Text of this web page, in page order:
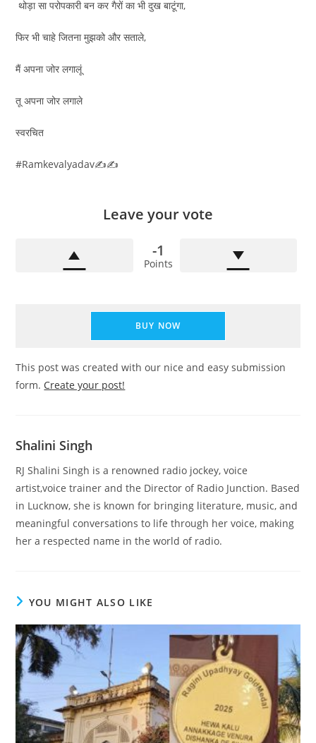
थोड़ा सा परोपकारी बन कर गैरों का भी दुख बाटूंगा,
फिर भी चाहे जितना मुझको और सताले,
मैं अपना जोर लगालूं
तू अपना जोर लगाले
स्वरचित
#Ramkevalyadav✍️✍️
Leave your vote
-1
Points
BUY NOW
This post was created with our nice and easy submission
form. Create your post!
Shalini Singh
RJ Shalini Singh is a renowned radio jockey, voice
artist,voice trainer and the Director of Radio Junction. Based
in Lucknow, she is known for bringing literature, music, and
meaningful conversations to life through her voice, making
her a respected name in the world of radio.
YOU MIGHT ALSO LIKE